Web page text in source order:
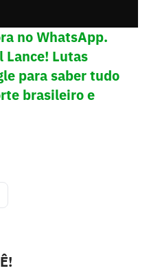
no WhatsApp.
Lance! Lutas
para saber tudo
brasileiro e